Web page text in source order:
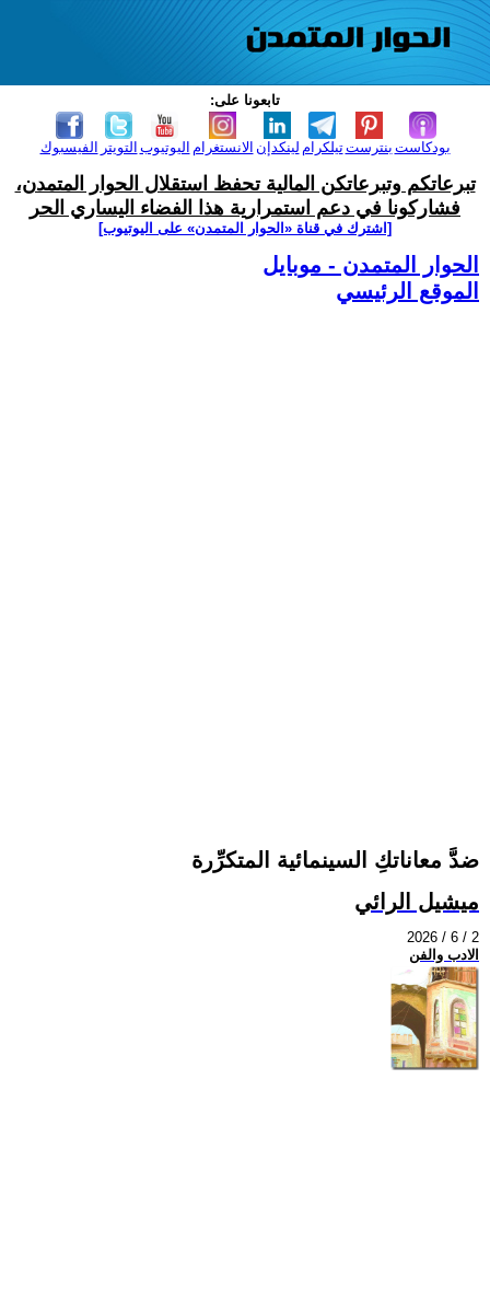
تابعونا على:
الفيسبوك التويتر اليوتيوب الانستغرام لينكدإن تيلكرامبنترست بودكاست
تبرعاتكم وتبرعاتكن المالية تحفظ استقلال الحوار المتمدن،
فشاركونا في دعم استمرارية هذا الفضاء اليساري الحر
[اشترك في قناة ‫«الحوار المتمدن» على اليوتيوب]
الحوار المتمدن - موبايل
الموقع الرئيسي
ضدَّ معاناتكِ السينمائية المتكرِّرة
ميشيل الرائي
2026 / 6 / 2
الادب والفن